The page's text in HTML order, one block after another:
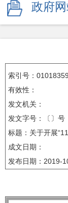
政府
索引号：
有效性：
发文机关：
发文字号：〔〕号
标题：关于开展
成文日期：
发布日期： 2019-